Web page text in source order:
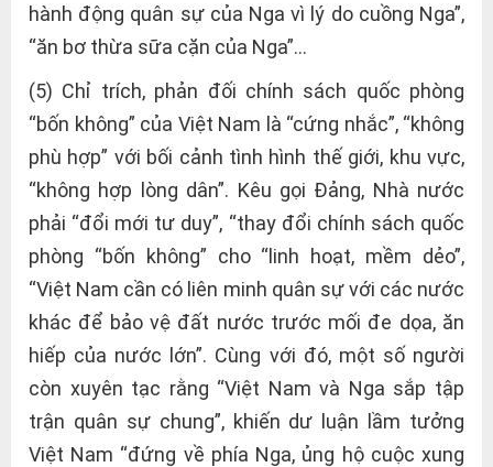
hành động quân sự của Nga vì lý do cuồng Nga”,
“ăn bơ thừa sữa cặn của Nga”…
(5) Chỉ trích, phản đối chính sách quốc phòng
“bốn không” của Việt Nam là “cứng nhắc”, “không
phù hợp” với bối cảnh tình hình thế giới, khu vực,
“không hợp lòng dân”. Kêu gọi Đảng, Nhà nước
phải “đổi mới tư duy”, “thay đổi chính sách quốc
phòng “bốn không” cho “linh hoạt, mềm dẻo”,
“Việt Nam cần có liên minh quân sự với các nước
khác để bảo vệ đất nước trước mối đe dọa, ăn
hiếp của nước lớn”. Cùng với đó, một số người
còn xuyên tạc rằng “Việt Nam và Nga sắp tập
trận quân sự chung”, khiến dư luận lầm tưởng
Việt Nam “đứng về phía Nga, ủng hộ cuộc xung